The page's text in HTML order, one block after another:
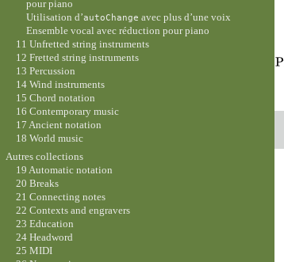
pour piano
Utilisation d’autoChange avec plus d’une voix
Ensemble vocal avec réduction pour piano
11 Unfretted string instruments
12 Fretted string instruments
13 Percussion
14 Wind instruments
15 Chord notation
16 Contemporary music
17 Ancient notation
18 World music
Autres collections
19 Automatic notation
20 Breaks
21 Connecting notes
22 Contexts and engravers
23 Education
24 Headword
25 MIDI